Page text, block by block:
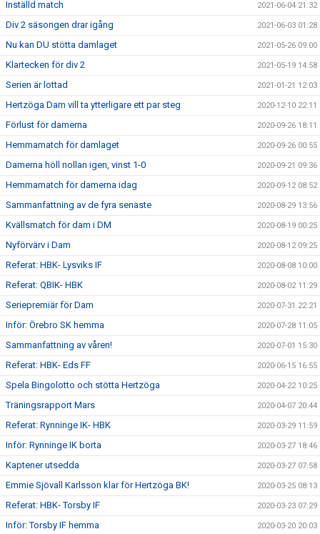
Inställd match 2021-06-04 21:32
Div 2 säsongen drar igång 2021-06-03 01:28
Nu kan DU stötta damlaget 2021-05-26 09:00
Klartecken för div 2 2021-05-19 14:58
Serien är lottad 2021-01-21 12:03
Hertzöga Dam vill ta ytterligare ett par steg 2020-12-10 22:11
Förlust för damerna 2020-09-26 18:11
Hemmamatch för damlaget 2020-09-26 00:55
Damerna höll nollan igen, vinst 1-0 2020-09-21 09:36
Hemmamatch för damerna idag 2020-09-12 08:52
Sammanfattning av de fyra senaste 2020-08-29 13:56
Kvällsmatch för dam i DM 2020-08-19 00:25
Nyförvärv i Dam 2020-08-12 09:25
Referat: HBK- Lysviks IF 2020-08-08 10:00
Referat: QBIK- HBK 2020-08-02 11:29
Seriepremiär för Dam 2020-07-31 22:21
Inför: Örebro SK hemma 2020-07-28 11:05
Sammanfattning av våren! 2020-07-01 15:30
Referat: HBK- Eds FF 2020-06-15 16:55
Spela Bingolotto och stötta Hertzöga 2020-04-22 10:25
Träningsrapport Mars 2020-04-07 20:44
Referat: Rynninge IK- HBK 2020-03-29 11:59
Inför: Rynninge IK borta 2020-03-27 18:46
Kaptener utsedda 2020-03-27 07:58
Emmie Sjövall Karlsson klar för Hertzöga BK! 2020-03-25 08:13
Referat: HBK- Torsby IF 2020-03-23 07:29
Inför: Torsby IF hemma 2020-03-20 20:03